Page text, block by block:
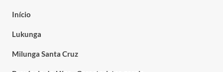
Início
Lukunga
Milunga Santa Cruz